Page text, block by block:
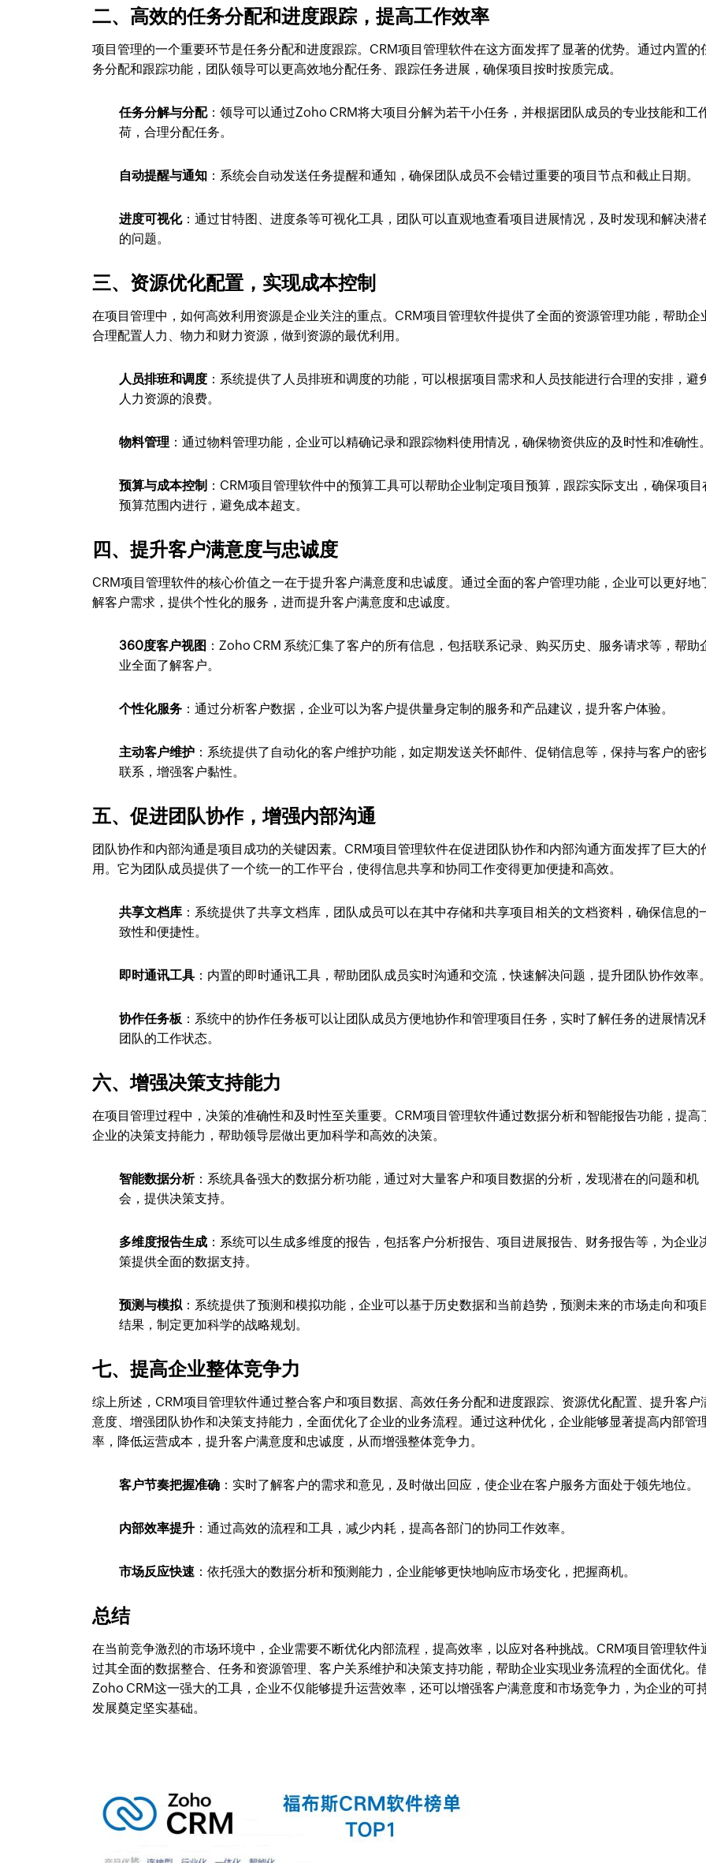
二、高效的任务分配和进度跟踪，提高工作效率
项目管理的一个重要环节是任务分配和进度跟踪。CRM项目管理软件在这方面发挥了显著的优势。通过内置的
务分配和跟踪功能，团队领导可以更高效地分配任务、跟踪任务进展，确保项目按时按质完成。
任务分解与分配：领导可以通过Zoho CRM将大项目分解为若干小任务，并根据团队成员的专业技能和工
荷，合理分配任务。
自动提醒与通知 ：系统会自动发送任务提醒和通知，确保团队成员不会错过重要的项目节点和截止日期。
进度可视化：通过甘特图、进度条等可视化工具，团队可以直观地查看项目进展情况，及时发现和解决潜
的问题。
三、资源优化配置，实现成本控制
在项目管理中，如何高效利用资源是企业关注的重点。CRM项目管理软件提供了全面的资源管理功能，帮助企
合理配置人力、物力和财力资源，做到资源的最优利用。
人员排班和调度 ：系统提供了人员排班和调度的功能，可以根据项目需求和人员技能进行合理的安排，避
人力资源的浪费。
物料管理 ：通过物料管理功能，企业可以精确记录和跟踪物料使用情况，确保物资供应的及时性和准确性。
预算与成本控制 ：CRM项目管理软件中的预算工具可以帮助企业制定项目预算，跟踪实际支出，确保项目
预算范围内进行，避免成本超支。
四、提升客户满意度与忠诚度
CRM项目管理软件的核心价值之一在于提升客户满意度和忠诚度。通过全面的客户管理功能，企业可以更好地
解客户需求，提供个性化的服务，进而提升客户满意度和忠诚度。
360度客户视图 ：Zoho CRM 系统汇集了客户的所有信息，包括联系记录、购买历史、服务请求等，帮助
业全面了解客户。
个性化服务 ：通过分析客户数据，企业可以为客户提供量身定制的服务和产品建议，提升客户体验。
主动客户维护 ：系统提供了自动化的客户维护功能，如定期发送关怀邮件、促销信息等，保持与客户的密
联系，增强客户黏性。
五、促进团队协作，增强内部沟通
团队协作和内部沟通是项目成功的关键因素。CRM项目管理软件在促进团队协作和内部沟通方面发挥了巨大的
用。它为团队成员提供了一个统一的工作平台，使得信息共享和协同工作变得更加便捷和高效。
共享文档库 ：系统提供了共享文档库，团队成员可以在其中存储和共享项目相关的文档资料，确保信息的
致性和便捷性。
即时通讯工具 ：内置的即时通讯工具，帮助团队成员实时沟通和交流，快速解决问题，提升团队协作效率。
协作任务板 ：系统中的协作任务板可以让团队成员方便地协作和管理项目任务，实时了解任务的进展情况
团队的工作状态。
六、增强决策支持能力
在项目管理过程中，决策的准确性和及时性至关重要。CRM项目管理软件通过数据分析和智能报告功能，提高
企业的决策支持能力，帮助领导层做出更加科学和高效的决策。
智能数据分析：系统具备强大的数据分析功能，通过对大量客户和项目数据的分析，发现潜在的问题和机
会，提供决策支持。
多维度报告生成 ：系统可以生成多维度的报告，包括客户分析报告、项目进展报告、财务报告等，为企业
策提供全面的数据支持。
预测与模拟：系统提供了预测和模拟功能，企业可以基于历史数据和当前趋势，预测未来的市场走向和项
结果，制定更加科学的战略规划。
七、提高企业整体竞争力
综上所述，CRM项目管理软件通过整合客户和项目数据、高效任务分配和进度跟踪、资源优化配置、提升客户
意度、增强团队协作和决策支持能力，全面优化了企业的业务流程。通过这种优化，企业能够显著提高内部管
率，降低运营成本，提升客户满意度和忠诚度，从而增强整体竞争力。
客户节奏把握准确 ：实时了解客户的需求和意见，及时做出回应，使企业在客户服务方面处于领先地位。
内部效率提升 ：通过高效的流程和工具，减少内耗，提高各部门的协同工作效率。
市场反应快速 ：依托强大的数据分析和预测能力，企业能够更快地响应市场变化，把握商机。
总结
在当前竞争激烈的市场环境中，企业需要不断优化内部流程，提高效率，以应对各种挑战。CRM项目管理软件
过其全面的数据整合、任务和资源管理、客户关系维护和决策支持功能，帮助企业实现业务流程的全面优化。
Zoho CRM这一强大的工具，企业不仅能够提升运营效率，还可以增强客户满意度和市场竞争力，为企业的可
发展奠定坚实基础。